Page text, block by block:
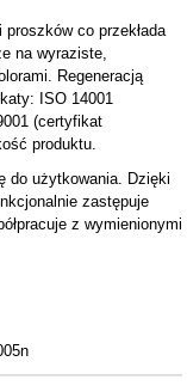
co przekłada
na wyraziste,
Regeneracją
ISO 14001
(certyfikat
produktu.
do użytkowania. Dzięki
zastępuje
z wymienionymi